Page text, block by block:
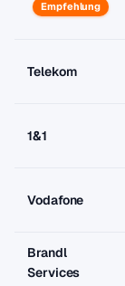
Empfehlung
Telekom
1&1
Vodafone
Brandl
Services